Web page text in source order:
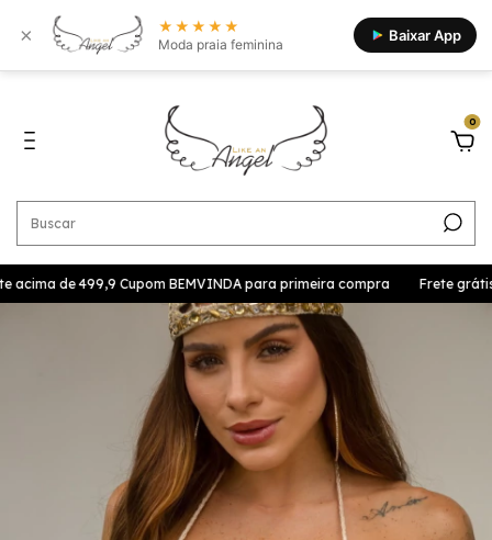
× ★★★★★
Moda praia feminina Baixar App
0
de 499,9 Cupom BEMVINDA para primeira compra Frete grátis